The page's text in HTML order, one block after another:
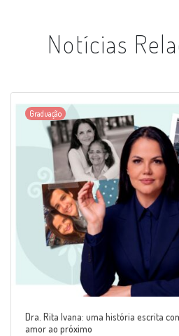
Notícias
Graduação
Dra. Rita Ivana: uma história escrita
amor ao próximo